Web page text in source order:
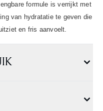
formule is verrijkt met
van hydratatie te geven die
en fris aanvoelt.